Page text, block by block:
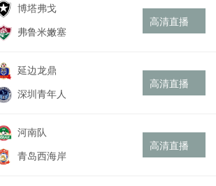
博塔弗戈
弗鲁米嫩塞
高清直播
延边龙鼎
深圳青年人
高清直播
河南队
青岛西海岸
高清直播